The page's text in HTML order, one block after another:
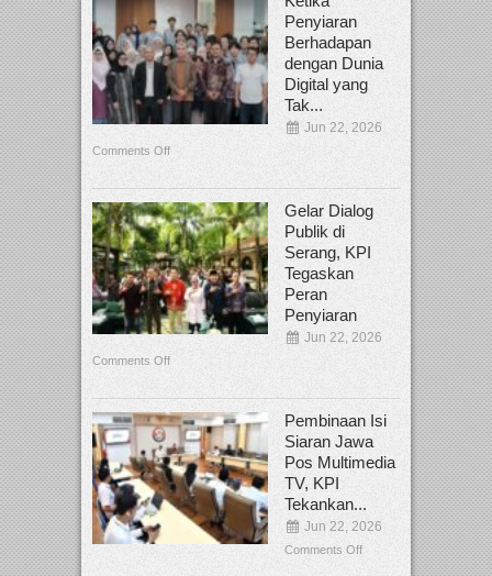
Penyiaran
Berhadapan
dengan Dunia
Digital yang
Tak...
Jun 22, 2026
Comments Off
Gelar Dialog
Publik di
Serang, KPI
Tegaskan
Peran
Penyiaran
Jun 22, 2026
Comments Off
Pembinaan Isi
Siaran Jawa
Pos Multimedia
TV, KPI
Tekankan...
Jun 22, 2026
Comments Off